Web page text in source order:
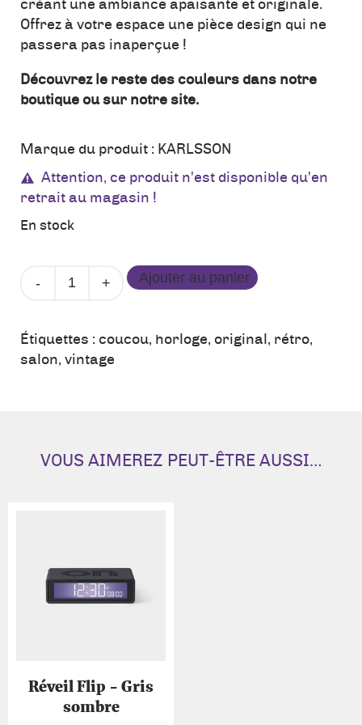
créant une ambiance apaisante et originale.
Offrez à votre espace une pièce design qui ne
passera pas inaperçue !
Découvrez le reste des couleurs dans notre
boutique ou sur notre site.
Marque du produit : KARLSSON
Attention, ce produit n'est disponible qu'en
retrait au magasin !
En stock
quantité
-
Coucou
Ajouter au panier
Étiquettes : coucou, horloge, original , rétro,
salon, vintage
VOUS AIMEREZ PEUT-ÊTRE AUSSI…
Réveil Flip - Gris
sombre